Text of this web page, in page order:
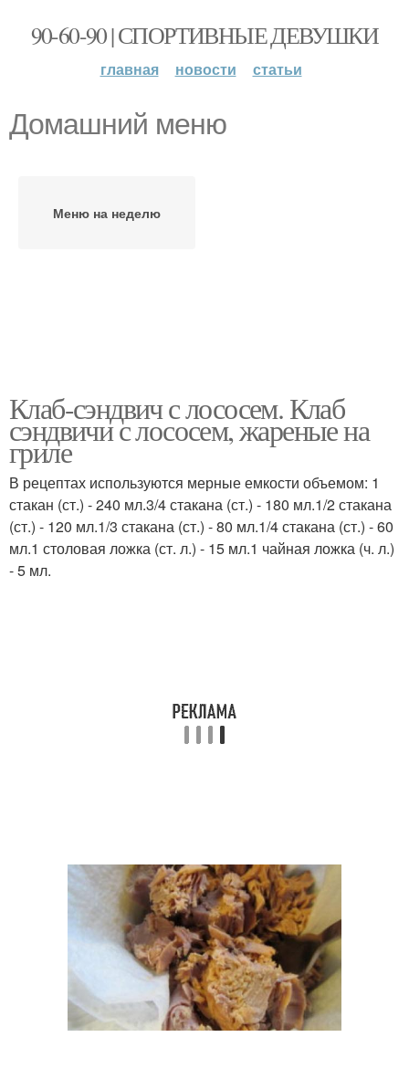
90-60-90 | СПОРТИВНЫЕ ДЕВУШКИ
главная новости статьи
Домашний меню
Меню на неделю
Клаб-сэндвич с лососем. Клаб
сэндвичи с лососем, жареные на
гриле
В рецептах используются мерные емкости объемом: 1
стакан (ст.) - 240 мл.3/4 стакана (ст.) - 180 мл.1/2 стакана
(ст.) - 120 мл.1/3 стакана (ст.) - 80 мл.1/4 стакана (ст.) - 60
мл.1 столовая ложка (ст. л.) - 15 мл.1 чайная ложка (ч. л.)
- 5 мл.